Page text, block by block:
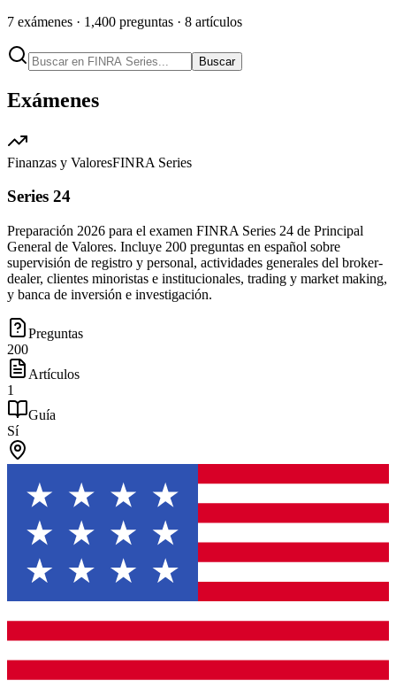
7 exámenes · 1,400 preguntas · 8 artículos
Buscar
Exámenes
Finanzas y ValoresFINRA Series
Series 24
Preparación 2026 para el examen FINRA Series 24 de Principal
General de Valores. Incluye 200 preguntas en español sobre
supervisión de registro y personal, actividades generales del broker-
dealer, clientes minoristas e institucionales, trading y market making,
y banca de inversión e investigación.
Preguntas
200
Artículos
1
Guía
Sí